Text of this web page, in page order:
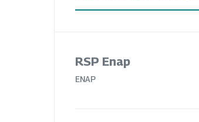
RSP Enap
ENAP